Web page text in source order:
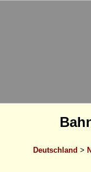
Deutschland >